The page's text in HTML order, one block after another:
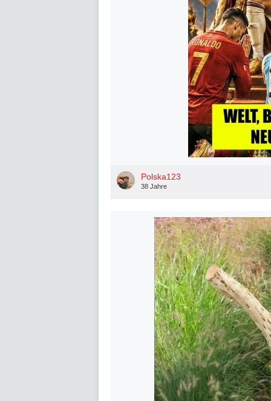
Polska123
38 Jahre